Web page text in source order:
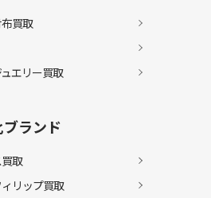
買取
エリー買取
ランド
取
リップ買取